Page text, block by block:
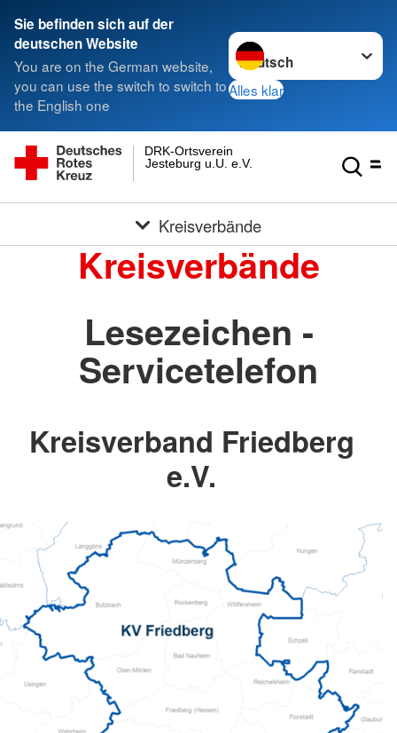
Sie befinden sich auf der
deutschen Website
You are on the German website,
you can use the switch to switch to
the English one
Sprache wechseln zu
Alles klar
Jesteburg u.U. e.V.
DRK-Ortsverein
Kreisverbände
Kreisverbände
Lesezeichen -
Servicetelefon
Kreisverband Friedberg
e.V.